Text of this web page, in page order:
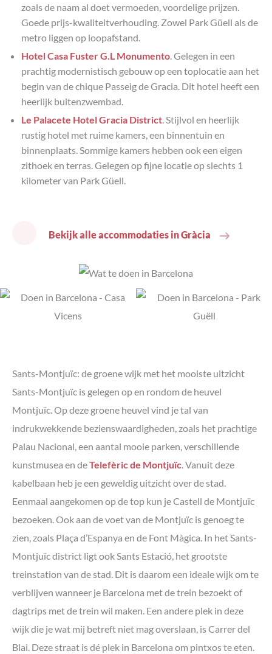
zoals de naam al doet vermoeden, voordelige prijzen.
Goede prijs-kwaliteitverhouding. Zowel Park Güell als de
metro liggen op loopafstand.
Hotel Casa Fuster G.L Monumento . Gelegen in een
prachtig modernistisch gebouw op een toplocatie aan het
begin van de chique Passeig de Gracia. Dit hotel heeft een
heerlijk buitenzwembad.
Le Palacete Hotel Gracia District . Stijlvol en heerlijk
rustig hotel met ruime kamers, een binnentuin en
binnenplaats. Sommige kamers hebben ook een eigen
zithoek en terras. Gelegen op fijne locatie op slechts 1
kilometer van Park Güell.
Bekijk alle accommodaties in Gràcia
Sants-Montjuïc: de groene wijk met het mooiste uitzicht
Sants-Montjuïc is gelegen op en rondom de heuvel
Montjuïc. Op deze groene heuvel vind je tal van
indrukwekkende bezienswaardigheden, zoals het prachtige
Palau Nacional, een aantal mooie parken, verschillende
kunstmusea en deTelefèric de Montjuïc. Vanuit deze
kabelbaan heb je een geweldig uitzicht over de stad.
Eenmaal aangekomen op de top kun je Castell de Montjuïc
bezoeken. Ook aan de voet van de Montjuïc is genoeg te
zien, zoals Plaça d’Espanya en de Font Màgica. In het Sants-
Montjuïc district ligt ook Sants Estació, het grootste
treinstation van de stad. Dit is daarom een ideale wijk om te
verblijven wanneer je Barcelona met de trein bezoekt of
dagtrips met de trein wil maken. Een andere plek in deze
wijk die je wat mij betreft niet mag overslaan, is Carrer del
Blai. Deze straat is dé plek in Barcelona om pintxos te eten.